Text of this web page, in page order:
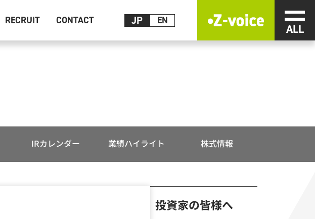
RECRUIT CONTACT JP EN メニ
IRカレンダー 業績ハイライト 株式情報
投資家の皆様へ